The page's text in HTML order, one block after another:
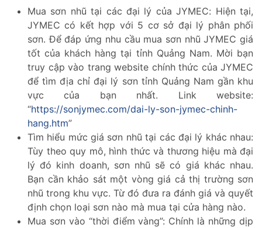
Mua sơn nhũ tại các đại lý của JYMEC: Hiện tại,
JYMEC có kết hợp với 5 cơ sở đại lý phân phối
sơn. Để đáp ứng nhu cầu mua sơn nhũ JYMEC giá
tốt của khách hàng tại tỉnh Quảng Nam. Mời bạn
truy cập vào trang website chính thức của JYMEC
để tìm địa chỉ đại lý sơn tỉnh Quảng Nam gần khu
vực của bạn nhất. Link website:
“https://sonjymec.com/dai-ly-son-jymec-chinh-
hang.htm”
Tìm hiểu mức giá sơn nhũ tại các đại lý khác nhau:
Tùy theo quy mô, hình thức và thương hiệu mà đại
lý đó kinh doanh, sơn nhũ sẽ có giá khác nhau.
Bạn cần khảo sát một vòng giá cả thị trường sơn
nhũ trong khu vực. Từ đó đưa ra đánh giá và quyết
định chọn loại sơn nào mà mua tại cửa hàng nào.
Mua sơn vào “thời điểm vàng”: Chính là những dịp